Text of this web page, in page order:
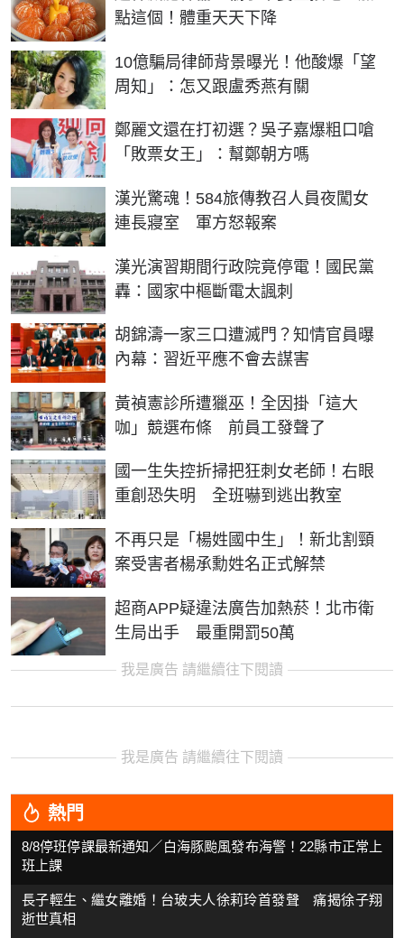
點這個！體重天天下降
10億騙局律師背景曝光！他酸爆「望
周知」：怎又跟盧秀燕有關
鄭麗文還在打初選？吳子嘉爆粗口嗆
「敗票女王」：幫鄭朝方嗎
漢光驚魂！584旅傳教召人員夜闖女
連長寢室 軍方怒報案
漢光演習期間行政院竟停電！國民黨
轟：國家中樞斷電太諷刺
胡錦濤一家三口遭滅門？知情官員曝
內幕：習近平應不會去謀害
黃禎憲診所遭獵巫！全因掛「這大
咖」競選布條 前員工發聲了
國一生失控折掃把狂刺女老師！右眼
重創恐失明 全班嚇到逃出教室
不再只是「楊姓國中生」！新北割頸
案受害者楊承勳姓名正式解禁
超商APP疑違法廣告加熱菸！北市衛
生局出手 最重開罰50萬
我是廣告 請繼續往下閱讀
我是廣告 請繼續往下閱讀
熱門
8/8停班停課最新通知／白海豚颱風發布海警！22縣市正常上
班上課
長子輕生、繼女離婚！台玻夫人徐莉玲首發聲 痛揭徐子翔
逝世真相